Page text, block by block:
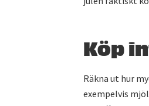
Köp
Räkna ut hur
exempelvis